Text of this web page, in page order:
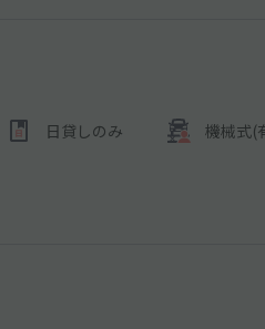
日貸しのみ 機械式(